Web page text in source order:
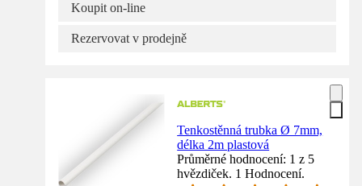
Koupit on-line
Rezervovat v prodejně
Tenkostěnná trubka Ø 7mm,
délka 2m plastová
Průměrné hodnocení: 1 z 5
hvězdiček. 1 Hodnocení.